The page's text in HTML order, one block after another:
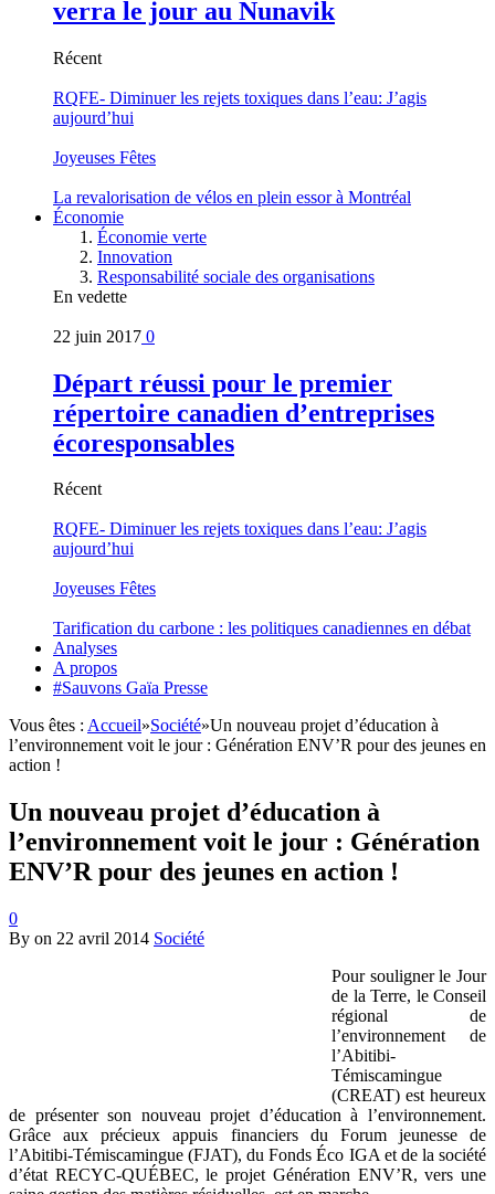
verra le jour au Nunavik
Récent
RQFE- Diminuer les rejets toxiques dans l’eau: J’agis
aujourd’hui
Joyeuses Fêtes
La revalorisation de vélos en plein essor à Montréal
Économie
Économie verte
Innovation
Responsabilité sociale des organisations
En vedette
22 juin 2017 0
Départ réussi pour le premier
répertoire canadien d’entreprises
écoresponsables
Récent
RQFE- Diminuer les rejets toxiques dans l’eau: J’agis
aujourd’hui
Joyeuses Fêtes
Tarification du carbone : les politiques canadiennes en débat
Analyses
A propos
#Sauvons Gaïa Presse
Vous êtes : Accueil»Société»Un nouveau projet d’éducation à
l’environnement voit le jour : Génération ENV’R pour des jeunes en
action !
Un nouveau projet d’éducation à
l’environnement voit le jour : Génération
ENV’R pour des jeunes en action !
0
By on 22 avril 2014 Société
Pour souligner le Jour
de la Terre, le Conseil
régional de
l’environnement de
l’Abitibi-
Témiscamingue
(CREAT) est heureux
de présenter son nouveau projet d’éducation à l’environnement.
Grâce aux précieux appuis financiers du Forum jeunesse de
l’Abitibi-Témiscamingue (FJAT), du Fonds Éco IGA et de la société
d’état RECYC-QUÉBEC, le projet Génération ENV’R, vers une